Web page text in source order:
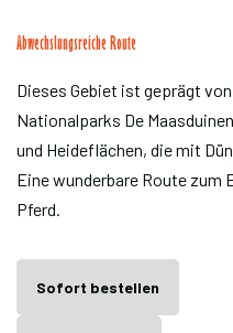
Abwechslungsreiche Route
Dieses Gebiet ist geprägt
Nationalparks De
und Heideflächen, die mit
Eine wunderbare Route zum
Pferd.
Sofort bestellen